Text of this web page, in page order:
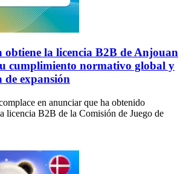
la licencia B2B de Anjouan
cumplimiento normativo global y
de expansión
en anunciar que ha obtenido
licencia B2B de la Comisión de Juego de